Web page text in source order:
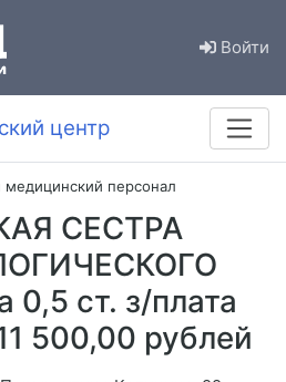
Войти
центр
персонал
СЕСТРА
ст. з/плата
500,00 рублей